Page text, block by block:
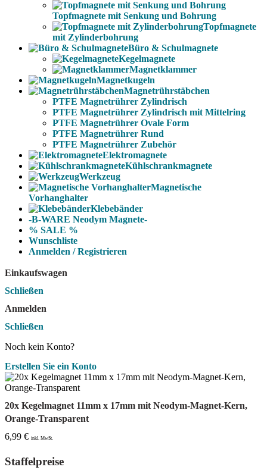
Topfmagnete mit Senkung und Bohrung
Topfmagnete
mit Zylinderbohrung
Büro & Schulmagnete
Kegelmagnete
Magnetklammer
Magnetkugeln
Magnetrührstäbchen
PTFE Magnetrührer Zylindrisch
PTFE Magnetrührer Zylindrisch mit Mittelring
PTFE Magnetrührer Ovale Form
PTFE Magnetrührer Rund
PTFE Magnetrührer Zubehör
Elektromagnete
Kühlschrankmagnete
Werkzeug
Magnetische
Vorhanghalter
Klebebänder
-B-WARE Neodym Magnete-
% SALE %
Wunschliste
Anmelden / Registrieren
Einkaufswagen
Schließen
Anmelden
Schließen
Noch kein Konto?
Erstellen Sie ein Konto
20x Kegelmagnet 11mm x 17mm mit Neodym-Magnet-Kern,
Orange-Transparent
6,99 € inkl. MwSt.
Staffelpreise